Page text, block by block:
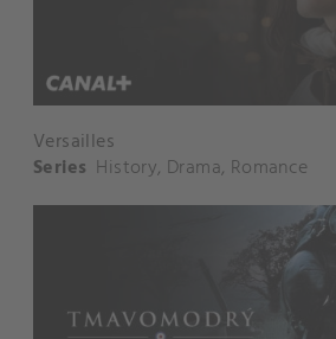
Versailles
Series History, Drama, Romance